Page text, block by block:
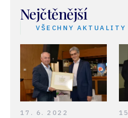
Nejčtěnější
VŠECHNY AKTUALITY
17. 6. 2022